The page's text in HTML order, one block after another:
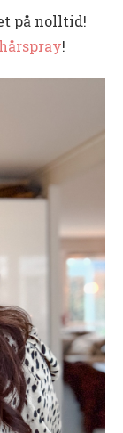
på nolltid!
hårspray!